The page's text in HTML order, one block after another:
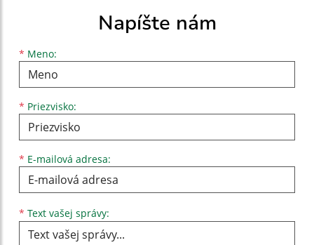
Napíšte nám
* Meno:
Meno
* Priezvisko:
Priezvisko
* E-mailová adresa:
E-mailová adresa
* Text vašej správy: